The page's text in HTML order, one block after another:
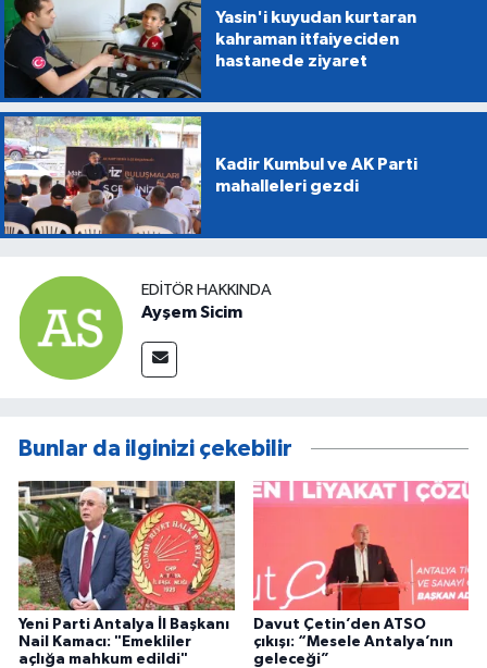
Yasin'i kuyudan kurtaran
kahraman itfaiyeciden
hastanede ziyaret
Kadir Kumbul ve AK Parti
mahalleleri gezdi
EDITÖR HAKKINDA
Ayşem Sicim
Bunlar da ilginizi çekebilir
Yeni Parti Antalya İl Başkanı
Nail Kamacı: "Emekliler
açlığa mahkum edildi"
Davut Çetin’den ATSO
çıkışı: “Mesele Antalya’nın
geleceği”